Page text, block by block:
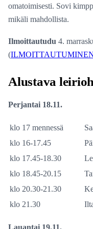
omatoimisesti. Sovi
mikäli mahdollista.
Ilmoittautudu 4.
(
Alustava
Perjantai 18.11.
klo 17 mennessä
klo 16-17.45
klo 17.45-18.30
klo 18.45-20.15
klo 20.30-21.30
klo 21.30